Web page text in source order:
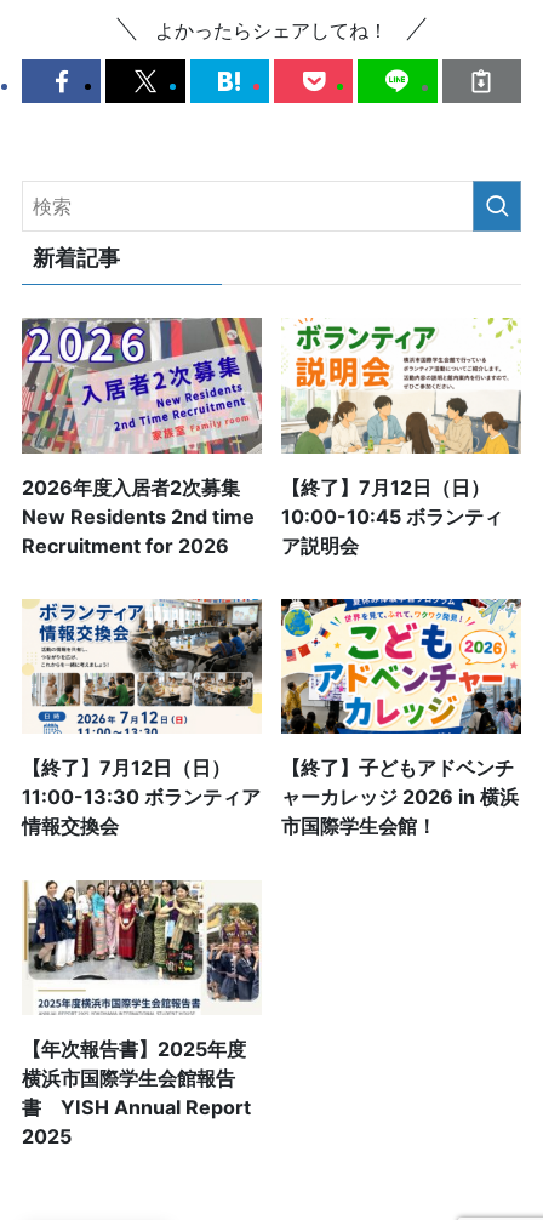
よかったらシェアしてね！
新着記事
2026年度入居者2次募集
New Residents 2nd time
Recruitment for 2026
【終了】7月12日（日）
10:00-10:45 ボランティ
ア説明会
【終了】7月12日（日）
11:00-13:30 ボランティア
情報交換会
【終了】子どもアドベンチ
ャーカレッジ 2026 in 横浜
市国際学生会館！
【年次報告書】2025年度
横浜市国際学生会館報告
書 YISH Annual Report
2025